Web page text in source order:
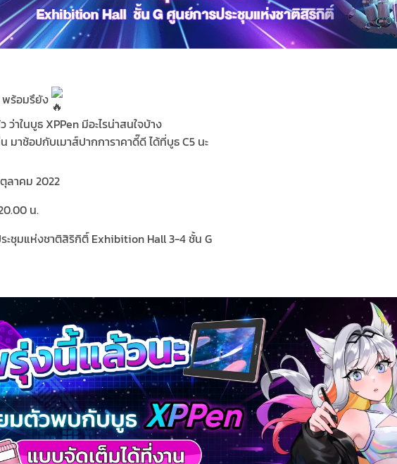
ร้อมรึยัง
ว่าในบูธ XPPen มีอะไรน่าสนใจบ้าง
มาช้อปกับเมาส์ปากการาคาดี๊ดี ได้ที่บูธ C5 นะ
ลาคม 2022
น.
ชุมแห่งชาติสิริกิติ์ Exhibition Hall 3-4 ชั้น G